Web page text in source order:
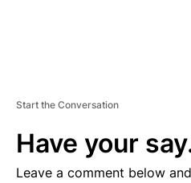
Start the Conversation
Have your
Leave a comment below